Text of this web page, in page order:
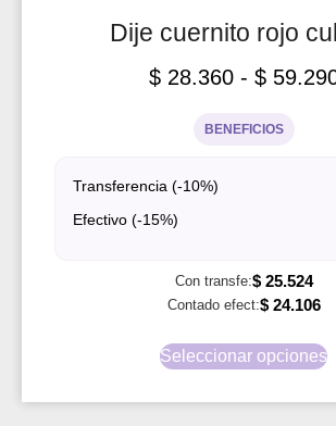
Dije cuernito rojo
$28.360 - $
BENEFICIOS
Transferencia (-10%)
Efectivo (-15%)
Con transfe:$25.524
Contado efect:$24.106
Seleccionar opciones